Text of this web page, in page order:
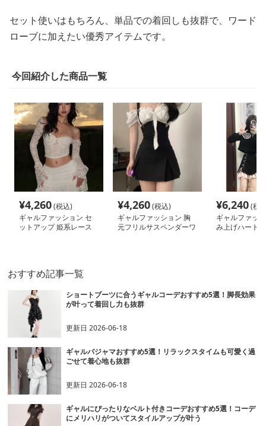
セット使いはもちろん、単品での着回しも抜群で、ワード
ローブに加えたい優秀アイテムです。
今回紹介した商品一覧
¥4,260(税込)
ギャルファッション セ
ットアップ 姫系レース
¥4,260(税込)
ギャルファッション 胸
元フリルサスペンダーワ
¥6,240(税
ギャルファッ
み上げハート
おすすめ記事一覧
ショートブーツに合うギャルコーデおすすめ5選！脚長効果
が叶って着回し力も抜群
更新日2026-06-18
ギャルパジャマおすすめ5選！リラックスタイムも可愛く過
ごせて着心地も抜群
更新日2026-06-18
ギャルにぴったりなベルト付きコーデおすすめ5選！コーデ
にメリハリがついてスタイルアップが叶う